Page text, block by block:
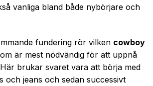
vanliga bland både nybörjare och
fundering rör vilken cowboy
är mest nödvändig för att uppnå
brukar svaret vara att börja med
och jeans och sedan successivt